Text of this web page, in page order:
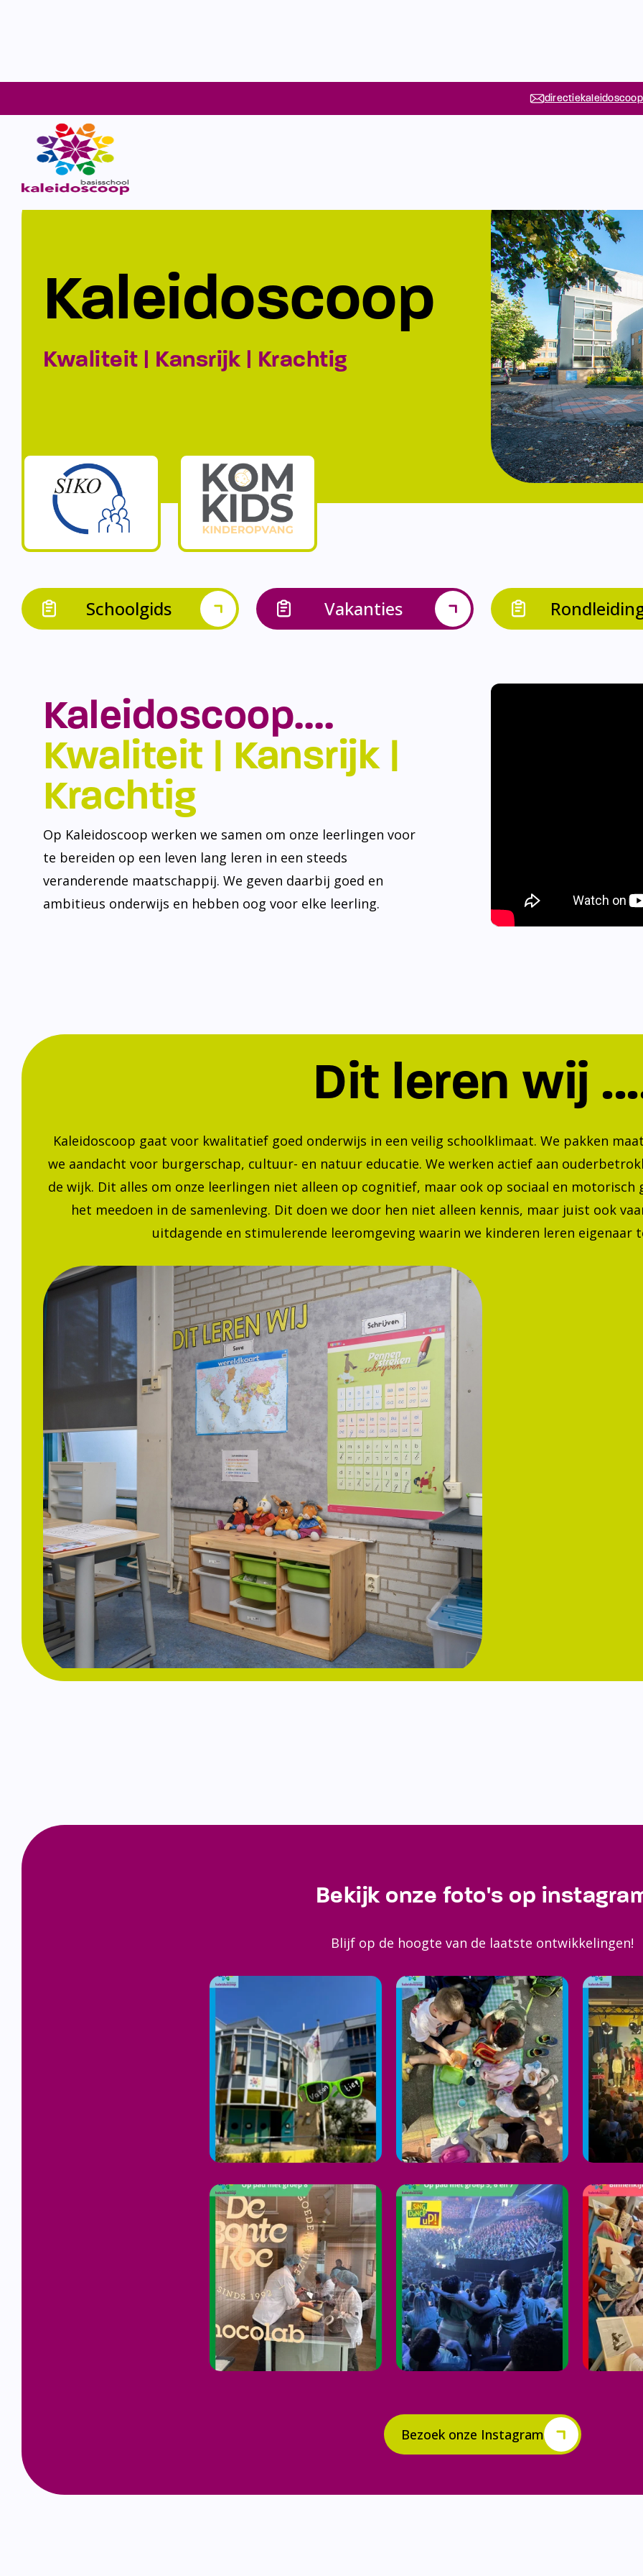
Kaleidoscoop
Kwaliteit | Kansrijk | Krachtig
Schoolgids Vakanties
Kaleidoscoop….
Kwaliteit | Kansrijk |
Krachtig
Op Kaleidoscoop werken we samen om onze leerlingen voor
te bereiden op een leven lang leren in een steeds
veranderende maatschappij. We geven daarbij goed en
ambitieus onderwijs en hebben oog voor elke leerling.
Dit leren wij
we aandacht voor burgerschap, cultuur- en natuur educatie. We werken actief aan
de wijk. Dit alles om onze leerlingen niet alleen op cognitief, maar ook op sociaal en
het meedoen in de samenleving. Dit doen we door hen niet alleen kennis, maar juist ook
uitdagende en stimulerende leeromgeving waarin we kinderen leren eigenaar
Bekijk onze foto's op
Bezoek onze Instagram